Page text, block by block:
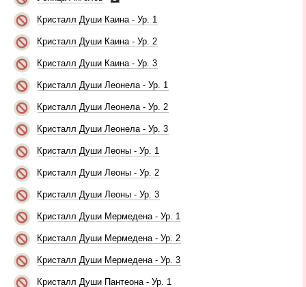
Кристалл Души Каина - Ур. 1
Кристалл Души Каина - Ур. 2
Кристалл Души Каина - Ур. 3
Кристалл Души Леонела - Ур. 1
Кристалл Души Леонела - Ур. 2
Кристалл Души Леонела - Ур. 3
Кристалл Души Леоны - Ур. 1
Кристалл Души Леоны - Ур. 2
Кристалл Души Леоны - Ур. 3
Кристалл Души Мермедена - Ур. 1
Кристалл Души Мермедена - Ур. 2
Кристалл Души Мермедена - Ур. 3
Кристалл Души Пантеона - Ур. 1